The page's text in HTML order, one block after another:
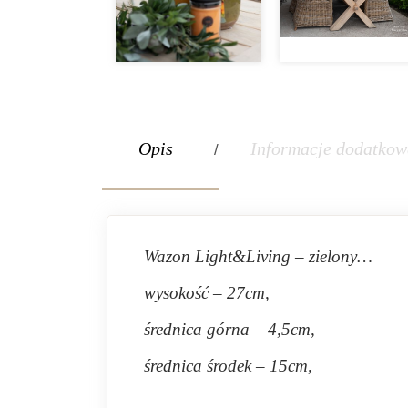
Opis Informacje
Wazon Light&Living – zielony…
wysokość – 27cm,
średnica górna – 4,5cm,
średnica środek – 15cm,